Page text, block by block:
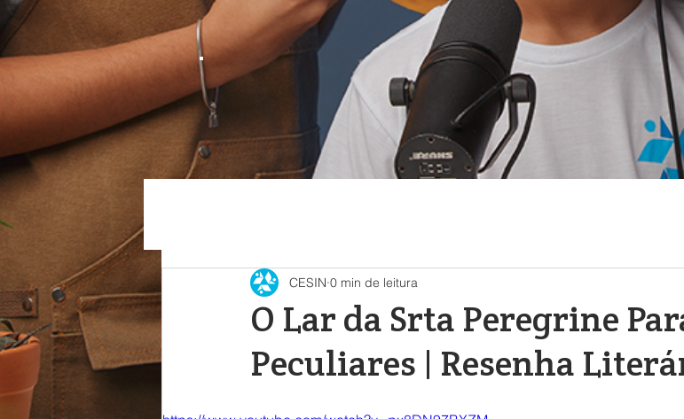
O Lar da Srta Peregrine
Peculiares | Resenha
CESIN 0 min de leitura